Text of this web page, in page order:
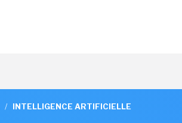
/ INTELLIGENCE ARTIFICIELLE